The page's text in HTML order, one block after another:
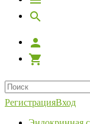
РегистрацияВход